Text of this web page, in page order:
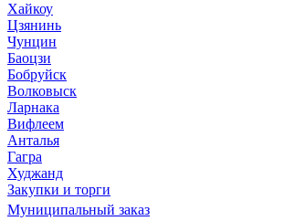
Хайкоу
Цзянинь
Чунцин
Баоцзи
Бобруйск
Волковыск
Ларнака
Вифлеем
Анталья
Гагра
Худжанд
Закупки и торги
Муниципальный заказ